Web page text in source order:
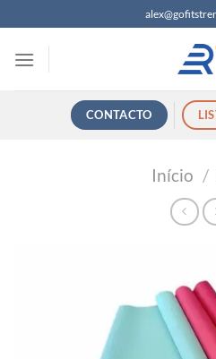
para
conteúdo
CONTACTO
Início /